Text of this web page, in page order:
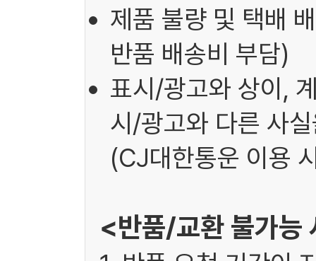
제품 불량 및 택배
반품 배송비 부담)
표시/광고와 상이,
시/광고와 다른 사
(CJ대한통운 이용
<반품/교환 불가능